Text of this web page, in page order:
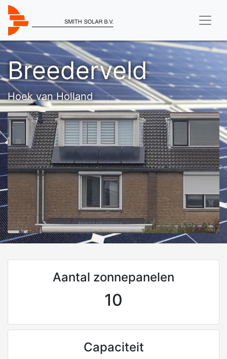
Breederveld
Hoek van Holland
Aantal zonnepanelen
10
Capaciteit